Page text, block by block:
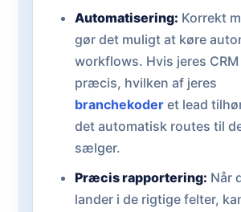
Automatisering: Korrekt
gør det muligt at køre
workflows. Hvis jeres CRM
præcis, hvilken af jeres
branchekoderet lead
det automatisk routes til
sælger.
Præcis rapportering: Når
lander i de rigtige felter,